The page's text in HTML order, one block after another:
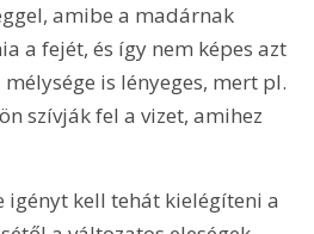
amibe a madárnak
a fejét, és így nem képes azt
is lényeges, mert pl.
szívják fel a vizet, amihez
igényt kell tehát kielégíteni a